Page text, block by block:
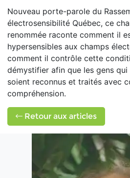
Nouveau porte-parole du
électrosensibilité Québec, ce
renommée raconte comment il
hypersensibles aux champs
comment il contrôle cette
démystifier afin que les gens
soient reconnus et traités avec
compréhension.
Retour aux articles